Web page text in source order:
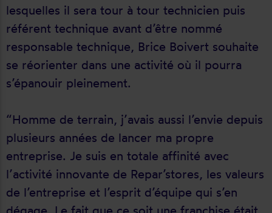
lesquelles il sera tour à tour technicien puis
référent technique avant d’être nommé
responsable technique, Brice Boivert souhaite
se réorienter dans une activité où il pourra
s’épanouir pleinement.
“Homme de terrain, j’avais aussi l’envie depuis
plusieurs années de lancer ma propre
entreprise. Je suis en totale affinité avec
l’activité innovante de Repar’stores, les valeurs
de l’entreprise et l’esprit d’équipe qui s’en